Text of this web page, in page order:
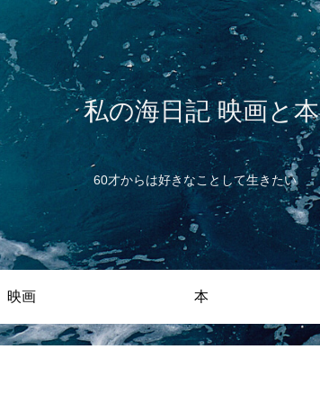
私の海日記 映画と本
60才からは好きなことして生きたい
映画 本